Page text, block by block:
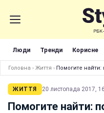
Люди Тренди Корисне
Головна › Життя › Помогите
ЖИТТЯ 20 листопада 2017,
Помогите найти: